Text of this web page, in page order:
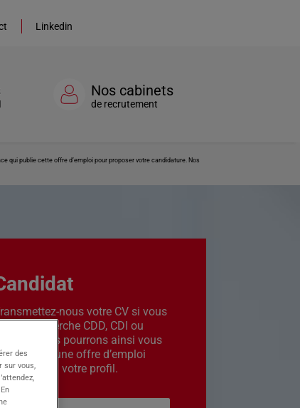
Linkedin
Nos cabinets
de recrutement
qui publie cette offre d’emploi pour proposer votre candidature. Nos
nous votre CV si vous
êtes en recherche CDD, CDI ou
intérim. Nous pourrons ainsi vous
si une offre d’emploi
à votre profil.
des
sur vous,